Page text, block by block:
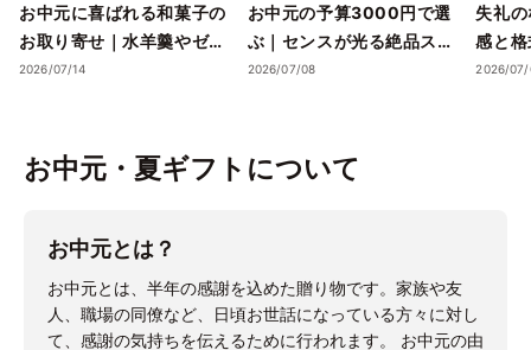
お中元に喜ばれる和菓子の
お取り寄せ｜水羊羹やゼリ
ーで涼を届ける夏ギフト
2026/07/14
お中元の予算3000円で選
ぶ｜センスが光る絶品スイ
ーツギフトと失敗しない選
2026/07/08
失礼
感と
ツギフ
2026/07/
お中元・夏ギフトについて
お中元とは？
お中元とは、半年の感謝を込めた贈り物です。家族や友
人、職場の同僚など、日頃お世話になっている方々に対し
て、感謝の気持ちを伝えるために行われます。 お中元の由